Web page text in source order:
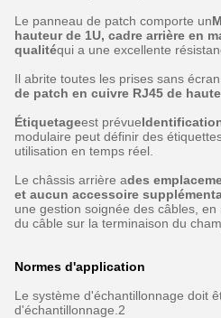
Le panneau de patch comporte un
hauteur de 1U, cadre arrière en
qualitéqui a une excellente
Il abrite toutes les prises sans
de patch en cuivre RJ45 de
Étiquetageest prévue
modulaire peut définir des
utilisation en temps réel.
Le châssis arrière ades
et aucun accessoire
une gestion soignée des câbles,
du câble sur la terminaison du
Normes d'application
Le système d'échantillonnage doit
d'échantillonnage.2